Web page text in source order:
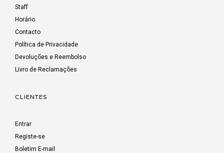
Staff
Horário
Contacto
Política de Privacidade
Devoluções e Reembolso
Livro de Reclamações
CLIENTES
Entrar
Registe-se
Boletim E-mail